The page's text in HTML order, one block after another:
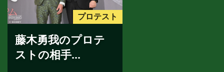
プロテスト
藤木勇我のプロテ
ストの相手...